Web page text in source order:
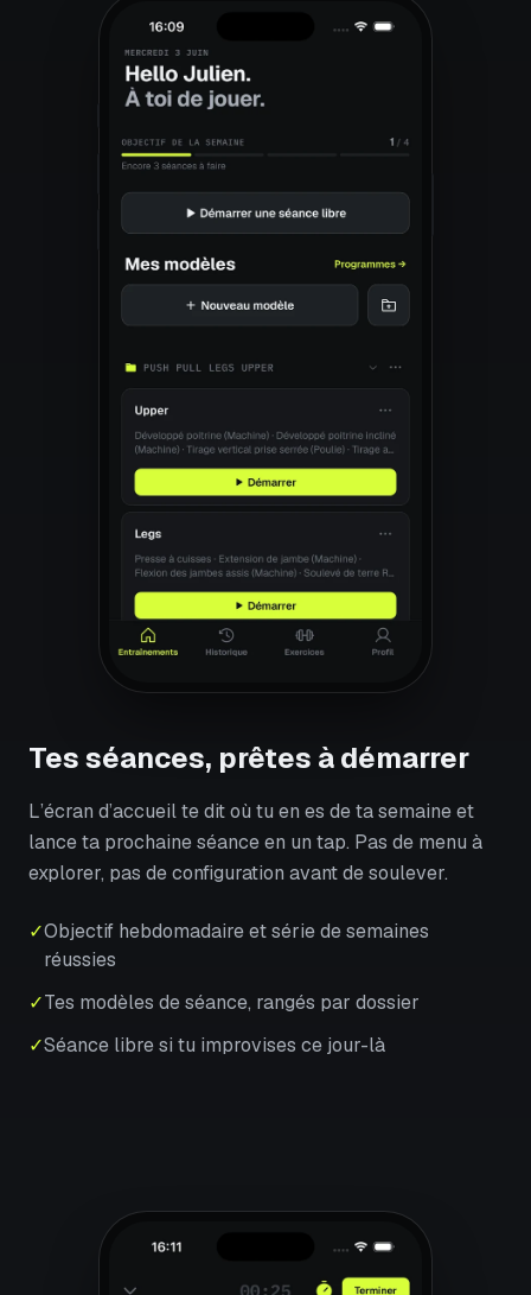
Tes séances, prêtes à démarrer
L’écran d’accueil te dit où tu en es de ta semaine et
lance ta prochaine séance en un tap. Pas de menu à
explorer, pas de configuration avant de soulever.
✓Objectif hebdomadaire et série de semaines
réussies
✓Tes modèles de séance, rangés par dossier
✓Séance libre si tu improvises ce jour-là